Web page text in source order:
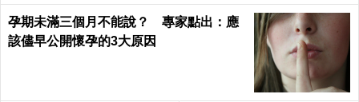
孕期未滿三個月不能說？ 專家點出：應
該儘早公開懷孕的3大原因